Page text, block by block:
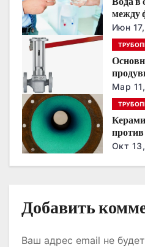
о
з
п
и
с
я
между
Июн
Мар
против
они
Окт
Добавить
Ваш адрес email не